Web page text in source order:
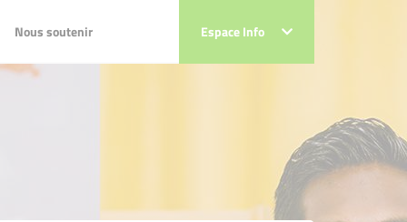
Nous soutenir Espace Info
Nous soutenir Espace Info